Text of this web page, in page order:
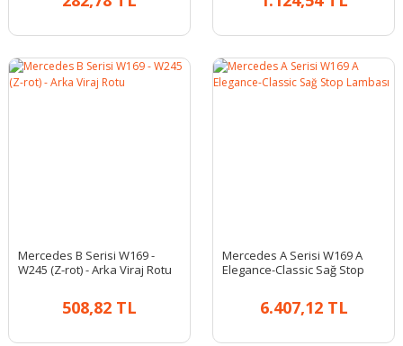
Mercedes B Serisi W169 -
W245 (Z-rot) - Arka Viraj Rotu
508,82 TL
Mercedes A Serisi W169 A
Elegance-Classic Sağ Stop
6.407,12 TL